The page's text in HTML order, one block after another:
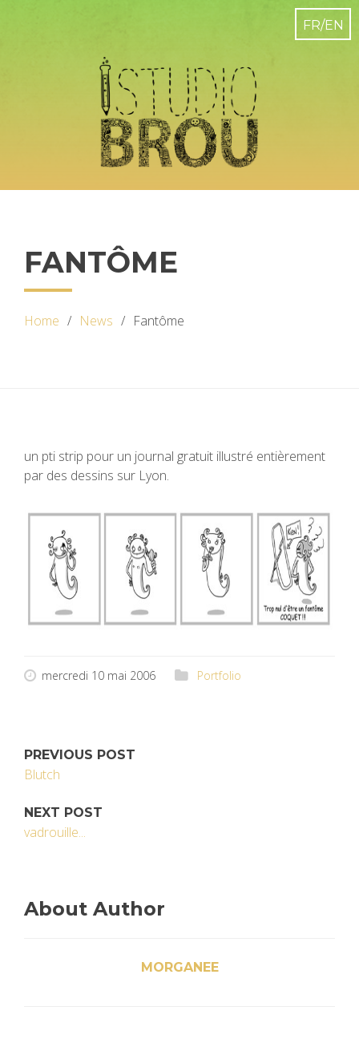
FANTÔME
Home News Fantôme
un pti strip pour un journal gratuit illustré entièrement
par des dessins sur Lyon.
mercredi 10 mai 2006 Portfolio
PREVIOUS POST
Blutch
NEXT POST
vadrouille...
About Author
MORGANEE